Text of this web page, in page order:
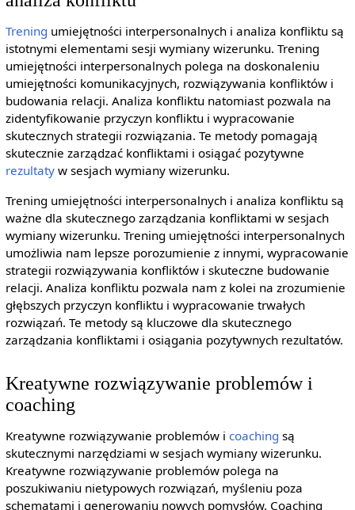
Trening umiejętności interpersonalnych i analiza konfliktu są
istotnymi elementami sesji wymiany wizerunku. Trening
umiejętności interpersonalnych polega na doskonaleniu
umiejętności komunikacyjnych, rozwiązywania konfliktów i
budowania relacji. Analiza konfliktu natomiast pozwala na
zidentyfikowanie przyczyn konfliktu i wypracowanie
skutecznych strategii rozwiązania. Te metody pomagają
skutecznie zarządzać konfliktami i osiągać pozytywne
rezultatyw sesjach wymiany wizerunku.
Trening umiejętności interpersonalnych i analiza konfliktu są
ważne dla skutecznego zarządzania konfliktami w sesjach
wymiany wizerunku. Trening umiejętności interpersonalnych
umożliwia nam lepsze porozumienie z innymi, wypracowanie
strategii rozwiązywania konfliktów i skuteczne budowanie
relacji. Analiza konfliktu pozwala nam z kolei na zrozumienie
głębszych przyczyn konfliktu i wypracowanie trwałych
rozwiązań. Te metody są kluczowe dla skutecznego
zarządzania konfliktami i osiągania pozytywnych rezultatów.
Kreatywne rozwiązywanie problemów i
coaching
Kreatywne rozwiązywanie problemów i coaching są
skutecznymi narzędziami w sesjach wymiany wizerunku.
Kreatywne rozwiązywanie problemów polega na
poszukiwaniu nietypowych rozwiązań, myśleniu poza
schematami i generowaniu nowych pomysłów. Coaching